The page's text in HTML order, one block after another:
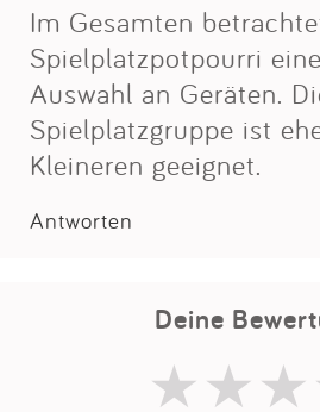
Im Gesamten
Spielplatzpotpourri
Auswahl an Geräten.
Spielplatzgruppe ist
Kleineren geeignet.
Antworten
Deine